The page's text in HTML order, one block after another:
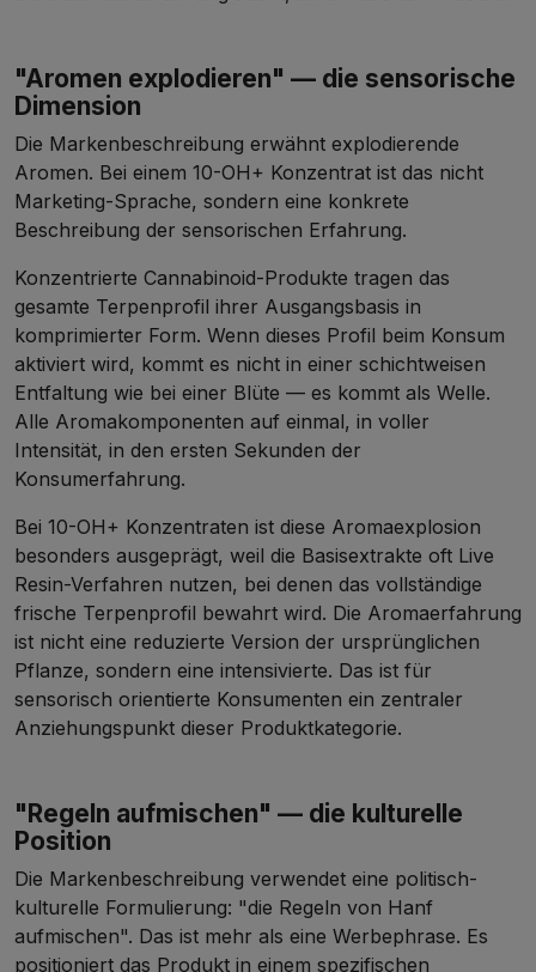
"Aromen explodieren" — die sensorische
Dimension
Die Markenbeschreibung erwähnt explodierende
Aromen. Bei einem 10-OH+ Konzentrat ist das nicht
Marketing-Sprache, sondern eine konkrete
Beschreibung der sensorischen Erfahrung.
Konzentrierte Cannabinoid-Produkte tragen das
gesamte Terpenprofil ihrer Ausgangsbasis in
komprimierter Form. Wenn dieses Profil beim Konsum
aktiviert wird, kommt es nicht in einer schichtweisen
Entfaltung wie bei einer Blüte — es kommt als Welle.
Alle Aromakomponenten auf einmal, in voller
Intensität, in den ersten Sekunden der
Konsumerfahrung.
Bei 10-OH+ Konzentraten ist diese Aromaexplosion
besonders ausgeprägt, weil die Basisextrakte oft Live
Resin-Verfahren nutzen, bei denen das vollständige
frische Terpenprofil bewahrt wird. Die Aromaerfahrung
ist nicht eine reduzierte Version der ursprünglichen
Pflanze, sondern eine intensivierte. Das ist für
sensorisch orientierte Konsumenten ein zentraler
Anziehungspunkt dieser Produktkategorie.
"Regeln aufmischen" — die kulturelle
Position
Die Markenbeschreibung verwendet eine politisch-
kulturelle Formulierung: "die Regeln von Hanf
aufmischen". Das ist mehr als eine Werbephrase. Es
positioniert das Produkt in einem spezifischen